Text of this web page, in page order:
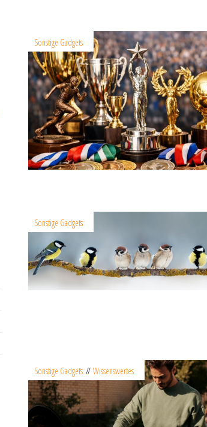
Sonstige Gadgets
Sonstige Gadgets
Sonstige Gadgets Wissenswertes